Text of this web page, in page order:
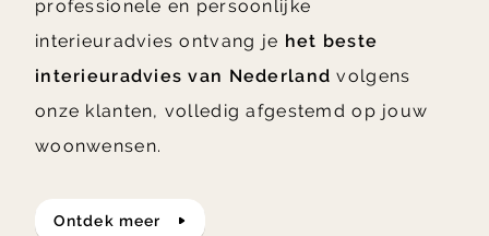
professionele en persoonlijke
interieuradvies ontvang je het beste
interieuradvies van Nederland volgens
onze klanten, volledig afgestemd op jouw
woonwensen.
ontdek meer